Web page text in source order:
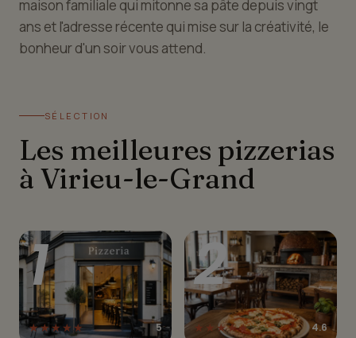
maison familiale qui mitonne sa pâte depuis vingt
ans et l'adresse récente qui mise sur la créativité, le
bonheur d'un soir vous attend.
SÉLECTION
Les meilleures pizzerias
à Virieu-le-Grand
1
★★★★★ 5
2
★★★★★ 4.6